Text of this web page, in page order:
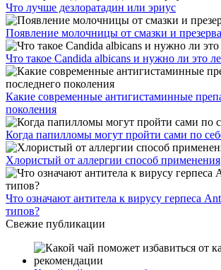
Что лучше дезлоратадин или эриус
Появление молочницы от смазки и
Что такое Candida albicans и нужно ли это
Какие современные антигистаминные
поколения
Когда папилломы могут пройти сами по
Хлористый от аллергии способ применения
Что означают антитела к вирусу герпеса
типов?
Свежие публикации